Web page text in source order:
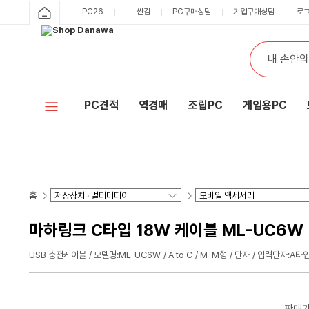
PC26 싼컴 PC구매상담 기업구매상담 로
PC견적 역경매 조립PC 게임용PC
홈
마하링크 C타입 18W 케이블 ML-
USB 충전케이블 모델명:ML-UC6W A to C M-M형 단자 입력단자:A타입